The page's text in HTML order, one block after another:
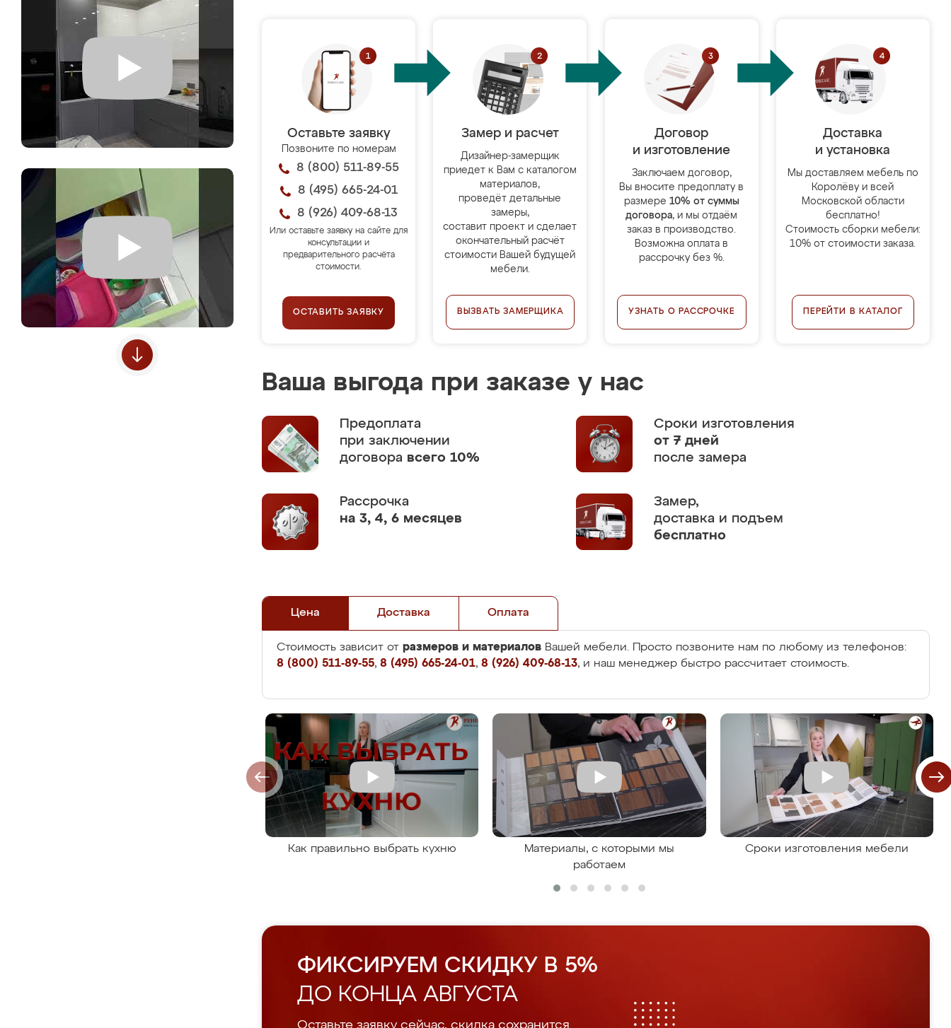
Оставьте заявку
Позвоните по номерам
8 (800) 511-89-55
8 (495) 665-24-01
8 (926) 409-68-13
Или оставьте заявку на сайте для
консультации и
предварительного расчёта
стоимости.
ОСТАВИТЬ ЗАЯВКУ
Замер и расчет
Дизайнер-замерщик
приедет к Вам с каталогом
материалов,
проведёт детальные
замеры,
составит проект и сделает
окончательный расчёт
стоимости Вашей будущей
мебели.
ВЫЗВАТЬ ЗАМЕРЩИКА
Договор
и изготовление
Заключаем договор,
Вы вносите предоплату в
размере 10% от суммы
договора, и мы отдаём
заказ в производство.
Возможна оплата в
рассрочку без %.
УЗНАТЬ О РАССРОЧКЕ
Доставка
и установка
Мы доставляем мебель по
Королёву и всей
Московской области
бесплатно!
Стоимость сборки мебели:
10% от стоимости заказа.
ПЕРЕЙТИ В КАТАЛОГ
Ваша выгода при заказе у нас
Предоплата
при заключении
договора всего 10%
Сроки изготовления
от 7 дней
после замера
Рассрочка
на 3, 4, 6 месяцев
Замер,
доставка и подъем
бесплатно
Цена Доставка Оплата
Стоимость зависит от размеров и материалов Вашей мебели. Просто позвоните нам по любому из телефонов:
8 (800) 511-89-55, 8 (495) 665-24-01, 8 (926) 409-68-13, и наш менеджер быстро рассчитает стоимость.
Как правильно выбрать кухню
Материалы, с которыми мы
работаем
Сроки изготовления мебели
ФИКСИРУЕМ СКИДКУ В 5%
ДО КОНЦА АВГУСТА
Оставьте заявку сейчас, скидка сохранится.